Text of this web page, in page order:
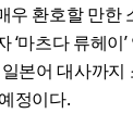
우 환호할 만한
‘마츠다 류헤이
본어 대사까지
정이다.